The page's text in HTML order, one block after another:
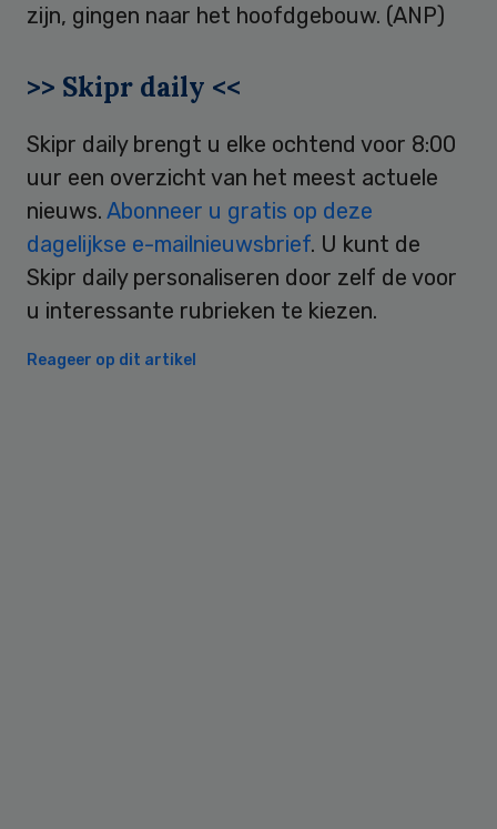
zijn, gingen naar het hoofdgebouw. (ANP)
>> Skipr daily <<
Skipr daily brengt u elke ochtend voor 8:00
uur een overzicht van het meest actuele
nieuws. Abonneer u gratis op deze
dagelijkse e-mailnieuwsbrief. U kunt de
Skipr daily personaliseren door zelf de voor
u interessante rubrieken te kiezen.
Reageer op dit artikel